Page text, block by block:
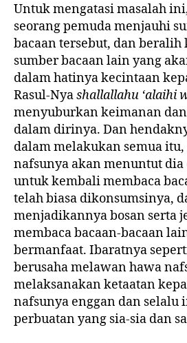
Untuk mengatasi masalah
seorang pemuda menjauhi
bacaan tersebut, dan beralih
sumber bacaan lain yang
dalam hatinya kecintaan
Rasul-Nyashallallahu ‘alaihi
menyuburkan keimanan
dalam dirinya. Dan
dalam melakukan semua
nafsunya akan menuntut dia
untuk kembali membaca
telah biasa dikonsumsinya,
menjadikannya bosan serta
membaca bacaan-bacaan
bermanfaat. Ibaratnya
berusaha melawan hawa
melaksanakan ketaatan
nafsunya enggan dan
perbuatan yang sia-sia dan